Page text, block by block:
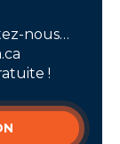
nous…
!